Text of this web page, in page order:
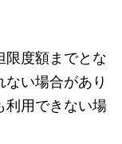
限度額までとな
い場合があり
利用できない場